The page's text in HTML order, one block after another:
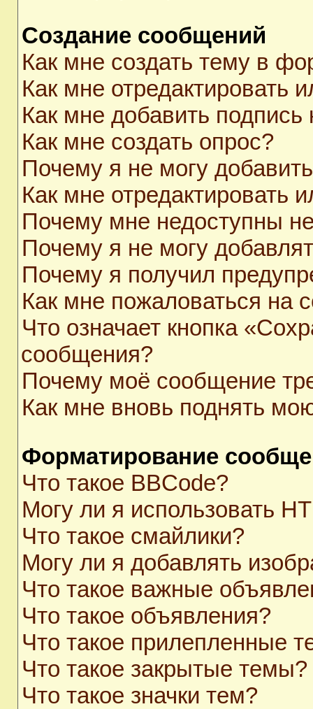
Создание сообщений
Как мне создать тему в
Как мне отредактировать
Как мне добавить
Как мне создать опрос?
Почему я не могу
Как мне отредактировать
Почему мне недоступны
Почему я не могу
Почему я получил
Как мне пожаловаться на
Что означает кнопка
сообщения?
Почему моё сообщение
Как мне вновь поднять
Форматирование
Что такое BBCode?
Могу ли я использовать
Что такое смайлики?
Могу ли я добавлять
Что такое важные
Что такое объявления?
Что такое прилепленные
Что такое закрытые темы?
Что такое значки тем?